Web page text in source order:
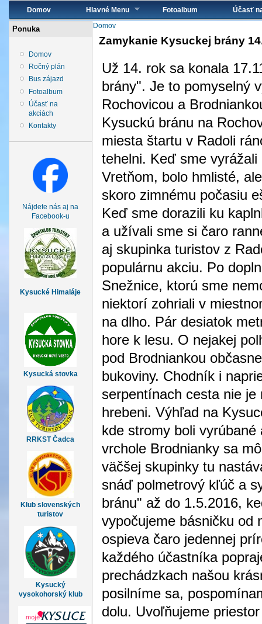
Hlavné menu
Domov Hlavné Menu Fotoalbum Účasť
Ponuka
Domov
Ročný plán
Bus zájazd
Fotoalbum
Účasť na
akciách
Kontakty
Nájdete nás aj na
Facebook-u
Kysucké Himaláje
Kysucká stovka
RRKST Čadca
Klub slovenských
turistov
Kysucký
vysokohorský klub
Nachádzate sa tu
Domov
Zamykanie Kysuckej brány
Už 14. rok sa konala
brány". Je to pomyselný
Rochovicou a
Kysuckú bránu na
miesta štartu v Radoli
tehelni. Keď sme
Vretňom, bolo hmlisté,
skoro zimnému počasiu
Keď sme dorazili ku
a užívali sme si čaro
aj skupinka turistov z
populárnu akciu. Po
Snežnice, ktorú sme
niektorí zohriali v
na dlho. Pár desiatok
hore k lesu. O nejakej
pod Brodniankou
bukoviny. Chodník i
serpentínach cesta nie
hrebeni. Výhľad na
kde stromy boli
vrchole Brodnianky sa
väčšej skupinky tu
snáď polmetrový kľúč a
bránu" až do 1.5.2016,
vypočujeme básničku od
ospieva čaro jedennej
každého účastníka
prechádzkach našou
posilníme sa,
dolu. Uvoľňujeme